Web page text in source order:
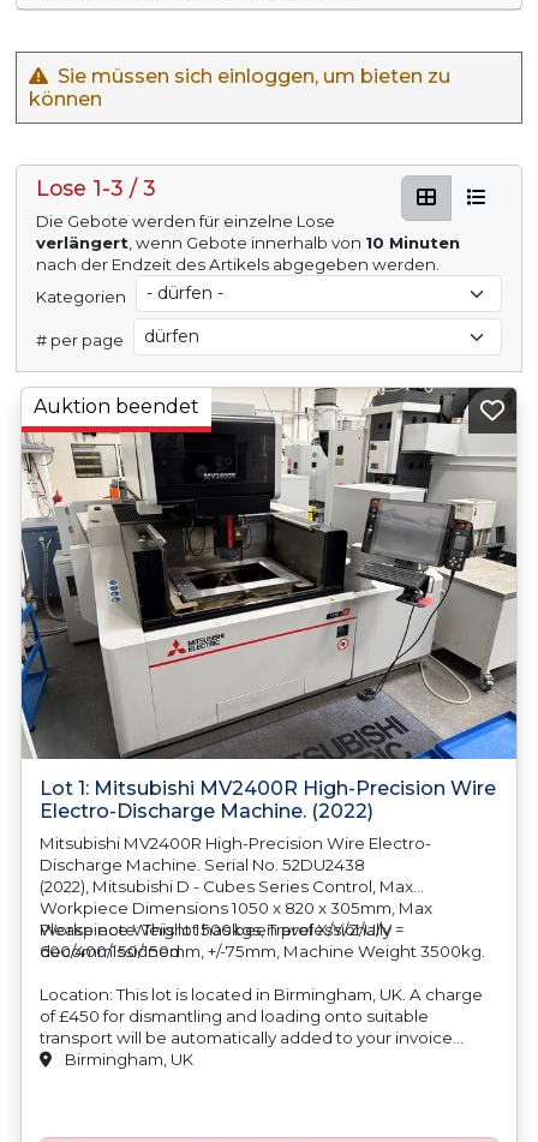
Sie müssen sich einloggen, um bieten zu
können
Lose 1-3 / 3
Die Gebote werden für einzelne Lose
verlängert, wenn Gebote innerhalb von 10 Minuten
nach der Endzeit des Artikels abgegeben werden.
Kategorien
# per page
Lot 1: Mitsubishi MV2400R High-Precision Wire
Electro-Discharge Machine. (2022)
Mitsubishi MV2400R High-Precision Wire Electro-
Discharge Machine. Serial No. 52DU2438
(2022), Mitsubishi D - Cubes Series Control, Max
Workpiece Dimensions 1050 x 820 x 305mm, Max
Workpiece Weight 1500kgs, Travel X/Y/Z/U/V =
600/400/150/150mm, +/-75mm, Machine Weight 3500kg.
Please note: This lot has been professionally
decommissioned
Location: This lot is located in Birmingham, UK. A charge
of £450 for dismantling and loading onto suitable
transport will be automatically added to your invoice
should you be successful in purchasing this item.
Auktion beendet
Birmingham, UK